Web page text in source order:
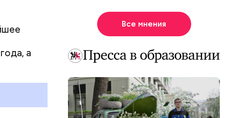
День сидения на
праздники отмечают в России
и мире 2 августа
и
праздники
и мире 6
а
Все мнения